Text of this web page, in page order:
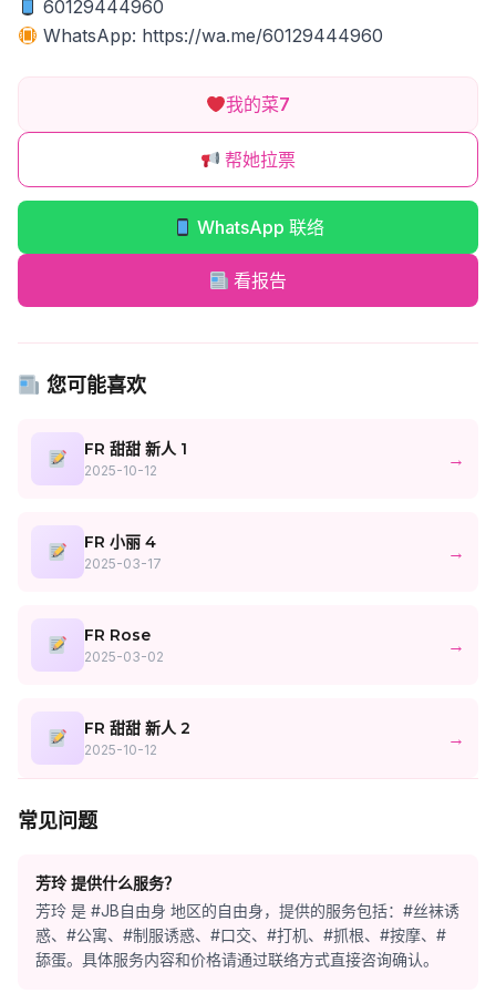
60129444960
WhatsApp: https://wa.me/60129444960
我的菜7
帮她拉票
WhatsApp 联络
看报告
您可能喜欢
FR 甜甜 新人 1
2025-10-12
→
FR 小丽 4
2025-03-17
→
FR Rose
2025-03-02
→
FR 甜甜 新人 2
2025-10-12
→
常见问题
芳玲 提供什么服务？
芳玲 是 #JB自由身 地区的自由身，提供的服务包括：#丝袜诱
惑、#公寓、#制服诱惑、#口交、#打机、#抓根、#按摩、#
舔蛋。具体服务内容和价格请通过联络方式直接咨询确认。